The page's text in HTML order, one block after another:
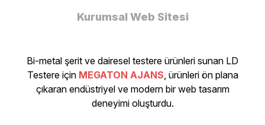
Kurumsal Web Sitesi
Bi-metal şerit ve dairesel testere ürünleri sunan LD
Testere için MEGATON AJANS, ürünleri ön plana
çıkaran endüstriyel ve modern bir web tasarım
deneyimi oluşturdu.